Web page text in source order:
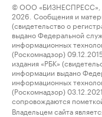
© ООО «БИЗНЕСПРЕСС»,
2026. Сообщения и
(свидетельство о
выдано Федеральной
информационных
(Роскомнадзор)
издания «РБК»
информации выдано
информационных
(Роскомнадзор)
сопровождаются
Владельцем сайта